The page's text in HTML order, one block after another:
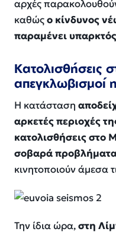
αρχές
καθώςο κίνδυνος
παραμένει υπαρκτός
Κατολισθήσεις
απεγκλωβισμοί
Η κατάσταση
αρκετές περιοχές
κατολισθήσεις στο
σοβαρά
κινητοποιούν άμεσα
Την ίδια ώρα,στη